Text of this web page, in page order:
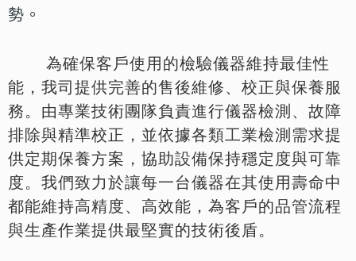
勢。
為確保客戶使用的檢驗儀器維持最佳性
能，我司提供完善的售後維修、校正與保養服
務。由專業技術團隊負責進行儀器檢測、故障
排除與精準校正，並依據各類工業檢測需求提
供定期保養方案，協助設備保持穩定度與可靠
度。我們致力於讓每一台儀器在其使用壽命中
都能維持高精度、高效能，為客戶的品管流程
與生產作業提供最堅實的技術後盾。